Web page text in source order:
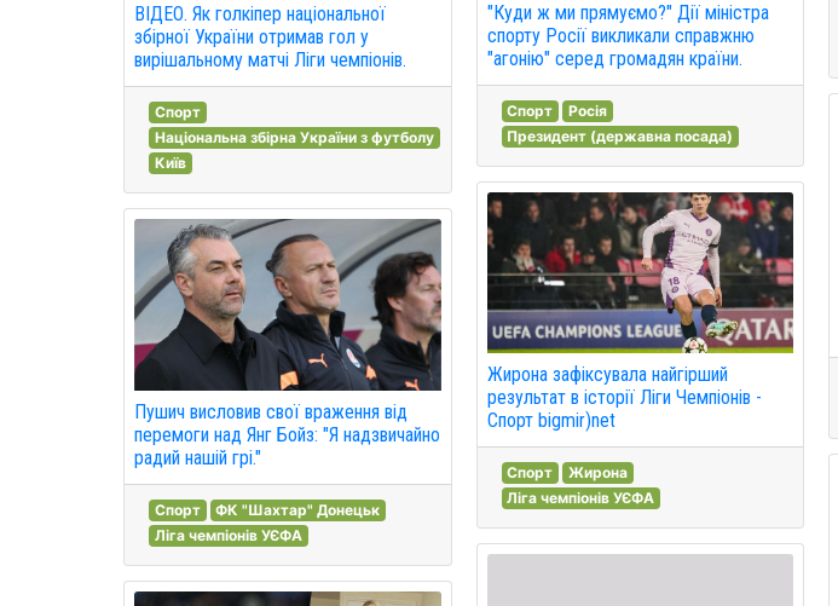
ВІДЕО. Як голкіпер національної
збірної України отримав гол у
вирішальному матчі Ліги чемпіонів.
Спорт
Національна збірна України з футболу
Київ
Пушич висловив свої враження від
перемоги над Янг Бойз: "Я надзвичайно
радий нашій грі."
Спорт
ФК "Шахтар" Донецьк
Ліга чемпіонів УЄФА
"Куди ж ми прямуємо?" Дії міністра
спорту Росії викликали справжню
"агонію" серед громадян країни.
Спорт
Росія
Президент (державна посада)
Жирона зафіксувала найгірший
результат в історії Ліги Чемпіонів -
Спорт bigmir)net
Спорт
Жирона
Ліга чемпіонів УЄФА